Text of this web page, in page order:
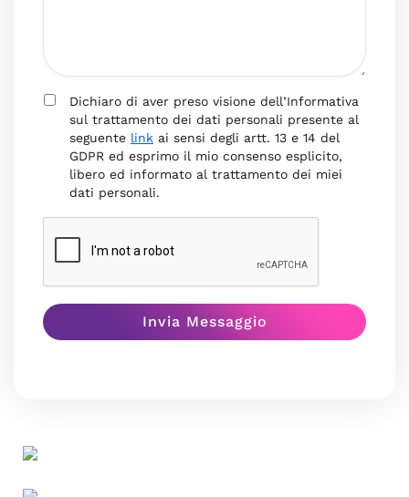
Dichiaro di aver preso visione dell’Informativa
sul trattamento dei dati personali presente al
seguente link ai sensi degli artt. 13 e 14 del
GDPR ed esprimo il mio consenso esplicito,
libero ed informato al trattamento dei miei
dati personali.